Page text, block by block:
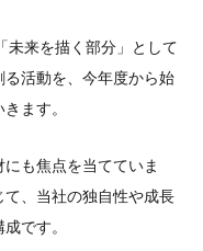
来を描く部分」として
活動を、今年度から始
ます。
も焦点を当てていま
、当社の独自性や成長
です。